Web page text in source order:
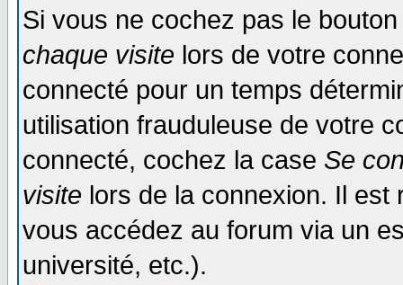
Si vous ne cochez pas le
chaque visite lors de votre
connecté pour un temps
utilisation frauduleuse de votre
connecté, cochez la case Se
visite lors de la connexion. Il
vous accédez au forum via un
université, etc.).